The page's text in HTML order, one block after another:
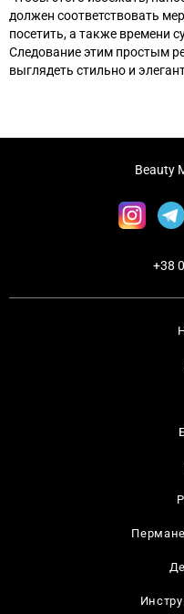
должен соответствовать
посетить, а также времени
Следование этим простым
выглядеть стильно и
Beauty
+38